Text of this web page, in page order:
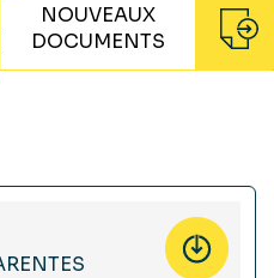
NOUVEAUX
DOCUMENTS